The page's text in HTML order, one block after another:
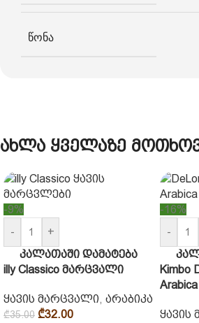
წონა
ახლა ყველაზე
-9%
-
+
კალათაში დამატება
illy Classico მარცვალი
ყავის მარცვალი, არაბიკა
₾35.00 ₾32.00
-16%
-
Kimbo
Arabica
ყავის